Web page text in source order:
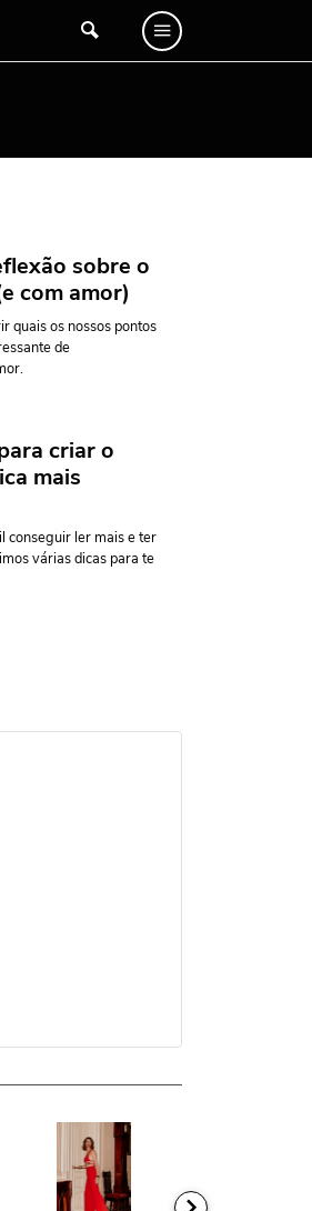
sobre o
com amor)
quais os nossos pontos
de
criar o
mais
conseguir ler mais e ter
várias dicas para te